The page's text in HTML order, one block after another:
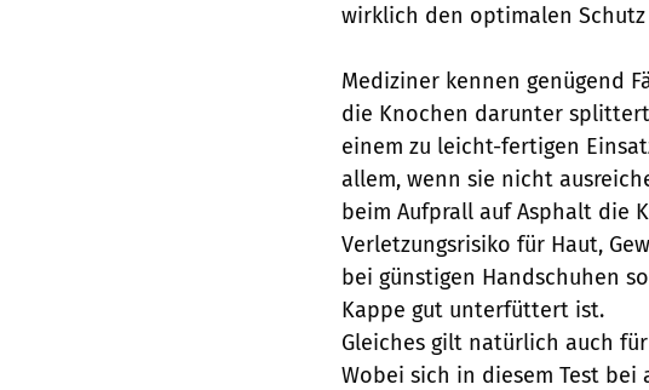
wirklich den optimalen Schutz
Mediziner kennen genügend
die Knochen darunter
einem zu leicht-fertigen
allem, wenn sie nicht
beim Aufprall auf Asphalt die
Verletzungsrisiko für Haut,
bei günstigen Handschuhen
Kappe gut unterfüttert ist.
Gleiches gilt natürlich auch
Wobei sich in diesem Test